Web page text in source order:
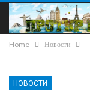
Home Новости
НОВОСТИ